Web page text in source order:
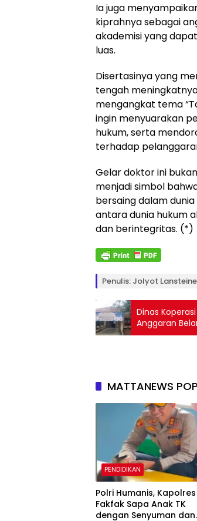
Ia juga
kiprahnya sebagai
akademisi yang
luas.
Disertasinya yang
tengah
mengangkat tema
ingin menyuarakan
hukum, serta
terhadap
Gelar doktor ini
menjadi simbol
bersaing dalam
antara dunia hukum
dan berintegritas. (*)
Penulis: Jolyot
Dinas
Anggaran
MATTANEWS
PENDIDIKAN
Polri Humanis, Kapolres
Fakfak Sapa Anak TK
dengan Senyuman dan